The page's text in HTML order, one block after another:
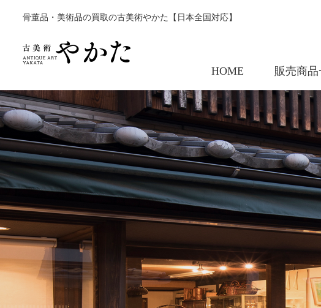
骨董品・美術品の買取の古美術やかた【日本全国対応】
HOME 販売商品